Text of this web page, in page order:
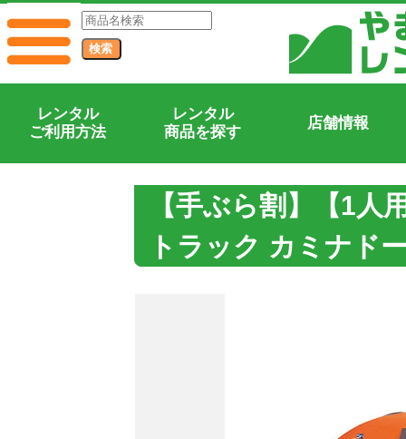
レンタル
ご利用方法
レンタル
商品を探す
店舗情報
【手ぶら割】【1人
トラック カミナド